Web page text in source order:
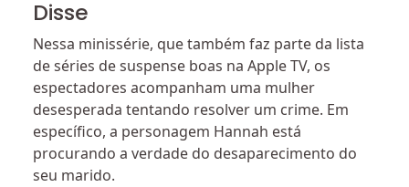
Disse
Nessa minissérie, que também faz parte da lista
de séries de suspense boas na Apple TV, os
espectadores acompanham uma mulher
desesperada tentando resolver um crime. Em
específico, a personagem Hannah está
procurando a verdade do desaparecimento do
seu marido.